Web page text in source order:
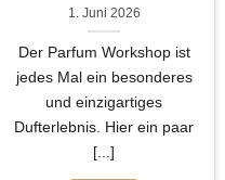
1. Juni 2026
Der Parfum Workshop ist
jedes Mal ein besonderes
und einzigartiges
Dufterlebnis. Hier ein paar
[...]